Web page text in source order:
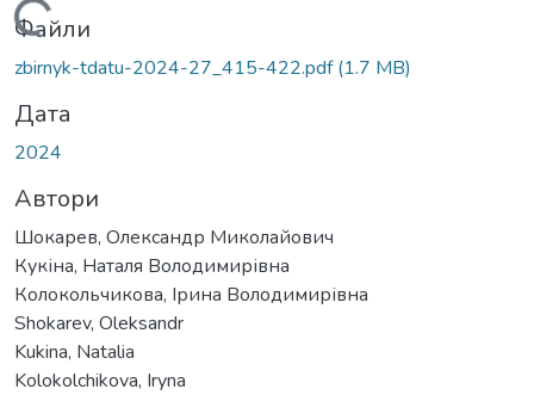
Вантажиться...
Файли
zbirnyk-tdatu-2024-27_415-422.pdf(1.7 MB)
Дата
2024
Автори
Шокарев, Олександр Миколайович
Кукіна, Наталя Володимирівна
Колокольчикова, Ірина Володимирівна
Shokarev, Oleksandr
Kukina, Natalia
Kolokolchikova, Iryna